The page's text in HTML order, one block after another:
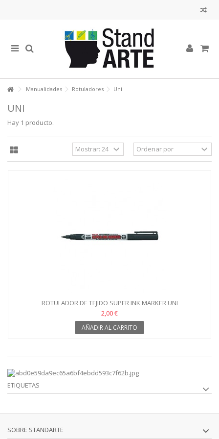
Manualidades Rotuladores Uni
UNI
Hay 1 producto.
ROTULADOR DE TEJIDO SUPER INK MARKER UNI
2,00 €
AÑADIR AL CARRITO
ETIQUETAS
SOBRE STANDARTE